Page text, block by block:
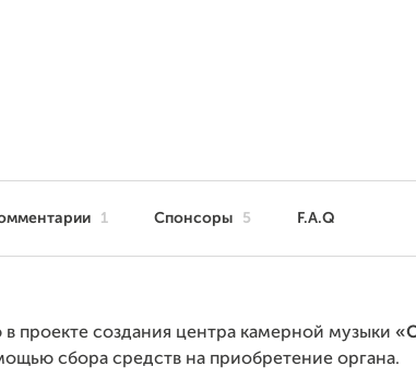
1 Спонсоры 5 F.A.Q
в проекте создания центра камерной музыки
сбора средств на приобретение органа.